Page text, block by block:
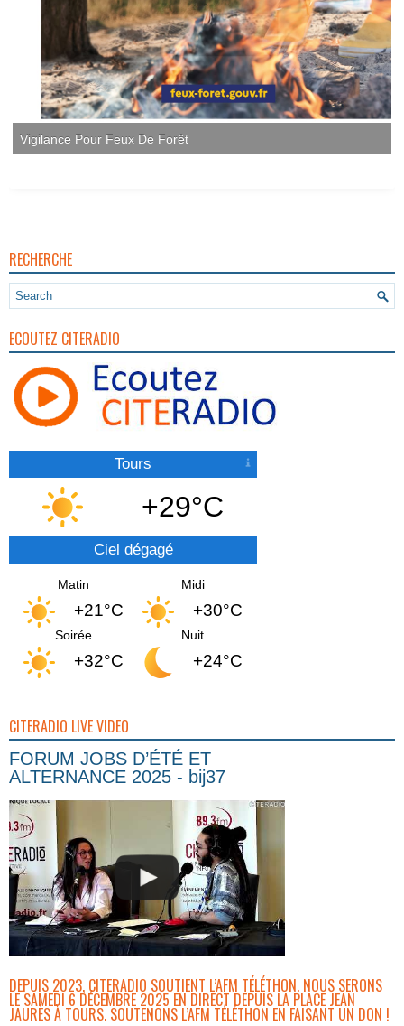
Vigilance Pour Feux De Forêt
RECHERCHE
ECOUTEZ CITERADIO
Tours
+29°C
Ciel dégagé
Matin
+21°C
Midi
+30°C
Soirée
+32°C
Nuit
+24°C
CITERADIO LIVE VIDEO
FORUM JOBS D’ÉTÉ ET
ALTERNANCE 2025 - bij37
DEPUIS 2023, CITERADIO SOUTIENT L’AFM TÉLÉTHON. NOUS SERONS
LE SAMEDI 6 DÉCEMBRE 2025 EN DIRECT DEPUIS LA PLACE JEAN
JAURÈS À TOURS. SOUTENONS L’AFM TÉLÉTHON EN FAISANT UN DON !